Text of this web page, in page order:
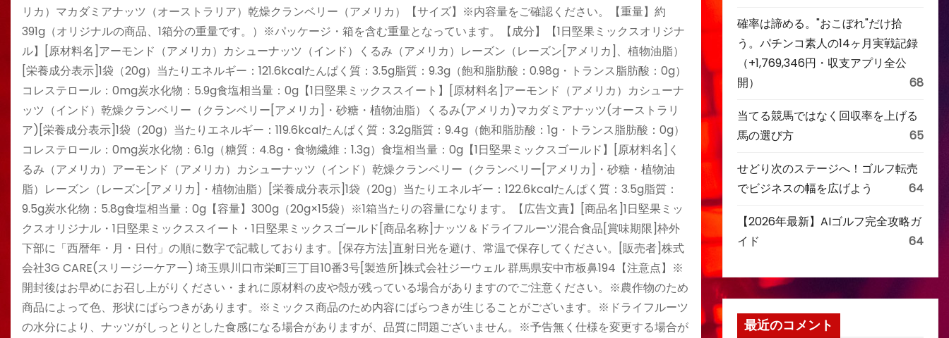
リカ）マカダミアナッツ（オーストラリア）乾燥クランベリー（アメリカ）【サイズ】※内容量をご確認ください。【重量】約
391g（オリジナルの商品、1箱分の重量です。）※パッケージ・箱を含む重量となっています。【成分】【1日堅果ミックスオリジナ
ル】[原材料名]アーモンド（アメリカ）カシューナッツ（インド）くるみ（アメリカ）レーズン（レーズン[アメリカ]、植物油脂）
[栄養成分表示]1袋（20g）当たりエネルギー：121.6kcalたんぱく質：3.5g脂質：9.3g（飽和脂肪酸：0.98g・トランス脂肪酸：0g）
コレステロール：0mg炭水化物：5.9g食塩相当量：0g【1日堅果ミックススイート】[原材料名]アーモンド（アメリカ）カシューナ
ッツ（インド）乾燥クランベリー（クランベリー[アメリカ]・砂糖・植物油脂）くるみ(アメリカ)マカダミアナッツ(オーストラリ
ア)[栄養成分表示]1袋（20g）当たりエネルギー：119.6kcalたんぱく質：3.2g脂質：9.4g（飽和脂肪酸：1g・トランス脂肪酸：0g）
コレステロール：0mg炭水化物：6.1g（糖質：4.8g・食物繊維：1.3g）食塩相当量：0g【1日堅果ミックスゴールド】[原材料名]く
るみ（アメリカ）アーモンド（アメリカ）カシューナッツ（インド）乾燥クランベリー（クランベリー[アメリカ]・砂糖・植物油
脂）レーズン（レーズン[アメリカ]・植物油脂）[栄養成分表示]1袋（20g）当たりエネルギー：122.6kcalたんぱく質：3.5g脂質：
9.5g炭水化物：5.8g食塩相当量：0g【容量】300g（20g×15袋）※1箱当たりの容量になります。【広告文責】[商品名]1日堅果ミッ
クスオリジナル・1日堅果ミックススイート・1日堅果ミックスゴールド[商品名称]ナッツ＆ドライフルーツ混合食品[賞味期限]枠外
下部に「西暦年・月・日付」の順に数字で記載しております。[保存方法]直射日光を避け、常温で保存してください。[販売者]株式
会社3G CARE(スリージーケアー) 埼玉県川口市栄町三丁目10番3号[製造所]株式会社ジーウェル 群馬県安中市板鼻194【注意点】※
開封後はお早めにお召し上がりください・まれに原材料の皮や殻が残っている場合がありますのでご注意ください。※農作物のため
商品によって色、形状にばらつきがあります。※ミックス商品のため内容にばらつきが生じることがございます。※ドライフルーツ
の水分により、ナッツがしっとりとした食感になる場合がありますが、品質に問題ございません。※予告無く仕様を変更する場合が
確率は諦める。"おこぼれ"だけ拾
う。パチンコ素人の14ヶ月実戦記録
（+1,769,346円・収支アプリ全公
開）
68
当てる競馬ではなく回収率を上げる
馬の選び方
65
せどり次のステージへ！ゴルフ転売
でビジネスの幅を広げよう
64
【2026年最新】AIゴルフ完全攻略ガ
イド
64
最近のコメント